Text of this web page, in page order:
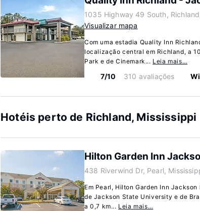
1035 Highway 49 South,
Visualizar mapa
Com uma estadia Quality Inn
localização central em Richland, a
Park e de Cinemark... Leia mais…
7/10 310 avaliações
Hotéis perto de Richland, Mississippi
Hilton Garden Inn
438 Riverwind Dr, Pearl,
Em Pearl, Hilton Garden Inn
de Jackson State University e de
a 0,7 km... Leia mais…